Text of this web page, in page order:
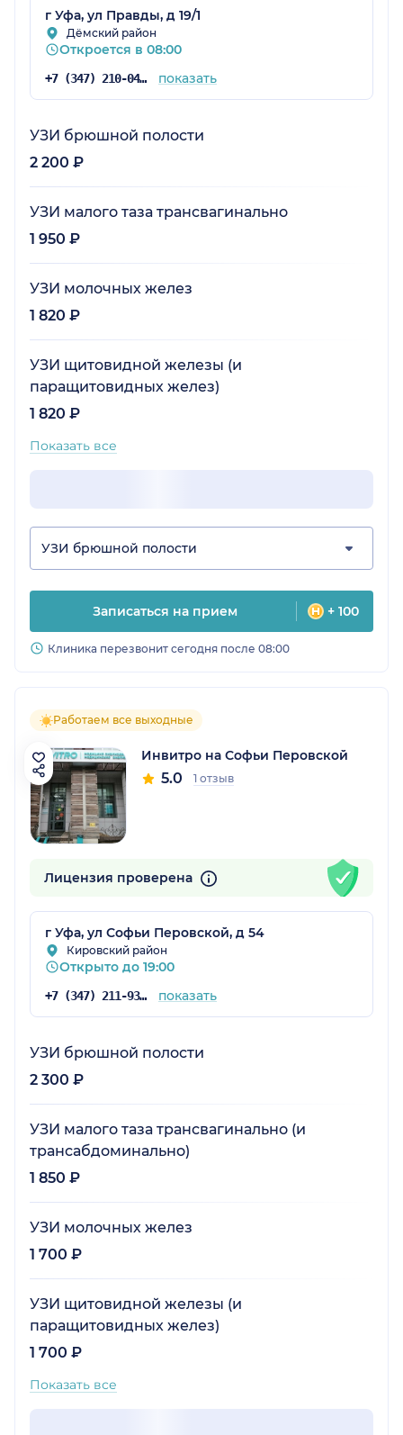
г Уфа, ул Правды, д 19/1
Дёмский район
Откроется в 08:00
+7 (347) 210-04-96 показать
УЗИ брюшной полости
2 200 ₽
УЗИ малого таза трансвагинально
1 950 ₽
УЗИ молочных желез
1 820 ₽
УЗИ щитовидной железы (и
паращитовидных желез)
1 820 ₽
Показать все
УЗИ брюшной полости
Записаться на прием + 100
Клиника перезвонит сегодня после 08:00
Работаем все выходные
Инвитро на Софьи Перовской
5.0 1 отзыв
Лицензия проверена
г Уфа, ул Софьи Перовской, д 54
Кировский район
Открыто до 19:00
+7 (347) 211-93-61 показать
УЗИ брюшной полости
2 300 ₽
УЗИ малого таза трансвагинально (и
трансабдоминально)
1 850 ₽
УЗИ молочных желез
1 700 ₽
УЗИ щитовидной железы (и
паращитовидных желез)
1 700 ₽
Показать все